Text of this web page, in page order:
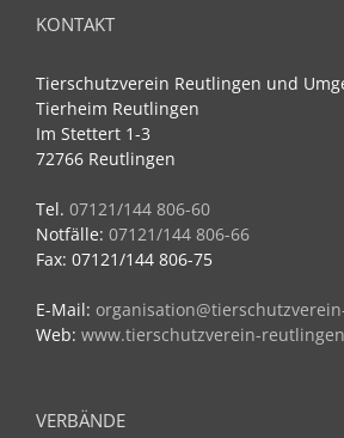
KONTAKT
Tierschutzverein Reutlingen und
Tierheim Reutlingen
Im Stettert 1-3
72766 Reutlingen
Tel. 07121/144 806-60
Notfälle: 07121/144 806-66
Fax: 07121/144 806-75
E-Mail:
Web: www.tierschutzverein-
VERBÄNDE